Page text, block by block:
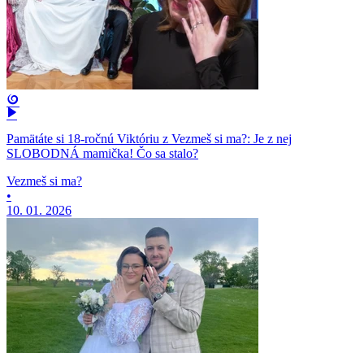
Pamätáte si 18-ročnú Viktóriu z Vezmeš si ma?: Je z nej
SLOBODNÁ mamička! Čo sa stalo?
Vezmeš si ma?
•
10. 01. 2026